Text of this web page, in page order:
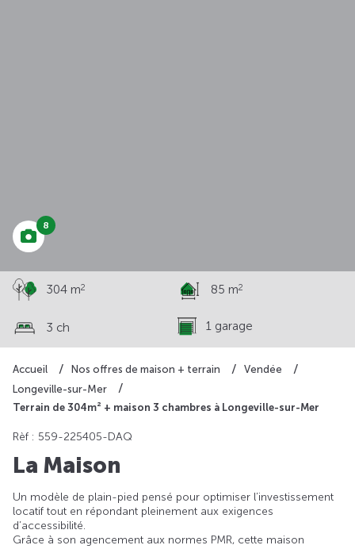
Accueil Nos offres de maison + terrain
Vendée
Longeville-sur-Mer
Terrain de 304m² + maison 3 chambres à Longeville-sur-Mer
8
304 m2 85 m2
3 ch 1 garage
Rèf : 559-225405-DAQ
La Maison
Un modèle de plain-pied pensé pour optimiser l’investissement
locatif tout en répondant pleinement aux exigences
d’accessibilité.
Grâce à son agencement aux normes PMR, cette maison